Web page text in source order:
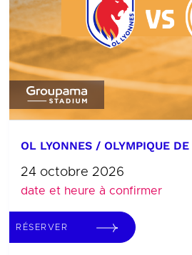
OL LYONNES / OLYMPIQUE
24 octobre 2026
date et heure à confirmer
RÉSERVER